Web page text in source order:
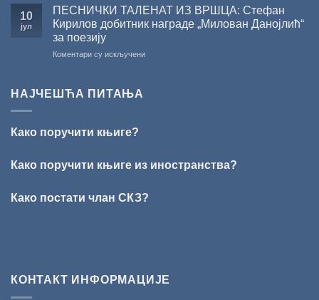
Сали
одржано
уручење
10
јул
ПЕСНИЧКИ ТАЛЕНАТ ИЗ ВРШЦА: Стефан
Кирилов добитник награде „Милован Данојлић“
за поезију
Коментари су искљученина
„Милован
поезију
НАЈЧЕШЋА ПИТАЊА
Како поручити књиге?
Како поручити књиге из иностранства?
Како постати члан СКЗ?
КОНТАКТ ИНФОРМАЦИЈЕ